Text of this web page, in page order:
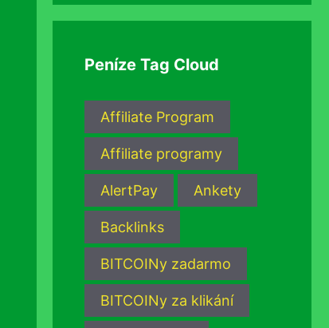
Peníze Tag Cloud
Affiliate Program
Affiliate programy
AlertPay Ankety
Backlinks
BITCOINy zadarmo
BITCOINy za klikání